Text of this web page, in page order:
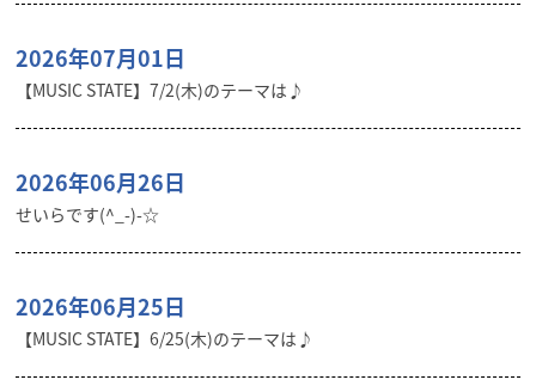
2026年07月01日
【MUSIC STATE】7/2(木)のテーマは♪
2026年06月26日
せいらです(^_-)-☆
2026年06月25日
【MUSIC STATE】6/25(木)のテーマは♪